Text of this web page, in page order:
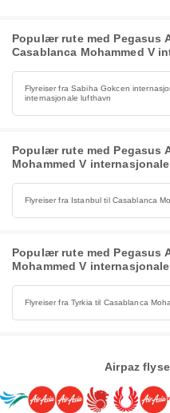
Populær rute med Pegasus
Casablanca Mohammed V
Flyreiser fra Sabiha Gokcen
internasjonale lufthavn
Populær rute med Pegasus
Mohammed V
Flyreiser fra Istanbul til Casablanca
Populær rute med Pegasus
Mohammed V
Flyreiser fra Tyrkia til Casablanca
Airpaz